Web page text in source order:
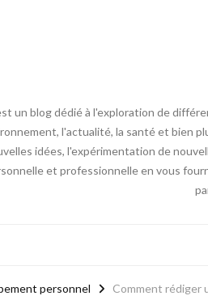
un blog dédié à l'exploration de
l'actualité, la santé et bien
idées, l'expérimentation de
et professionnelle en vous
personnel Comment rédiger